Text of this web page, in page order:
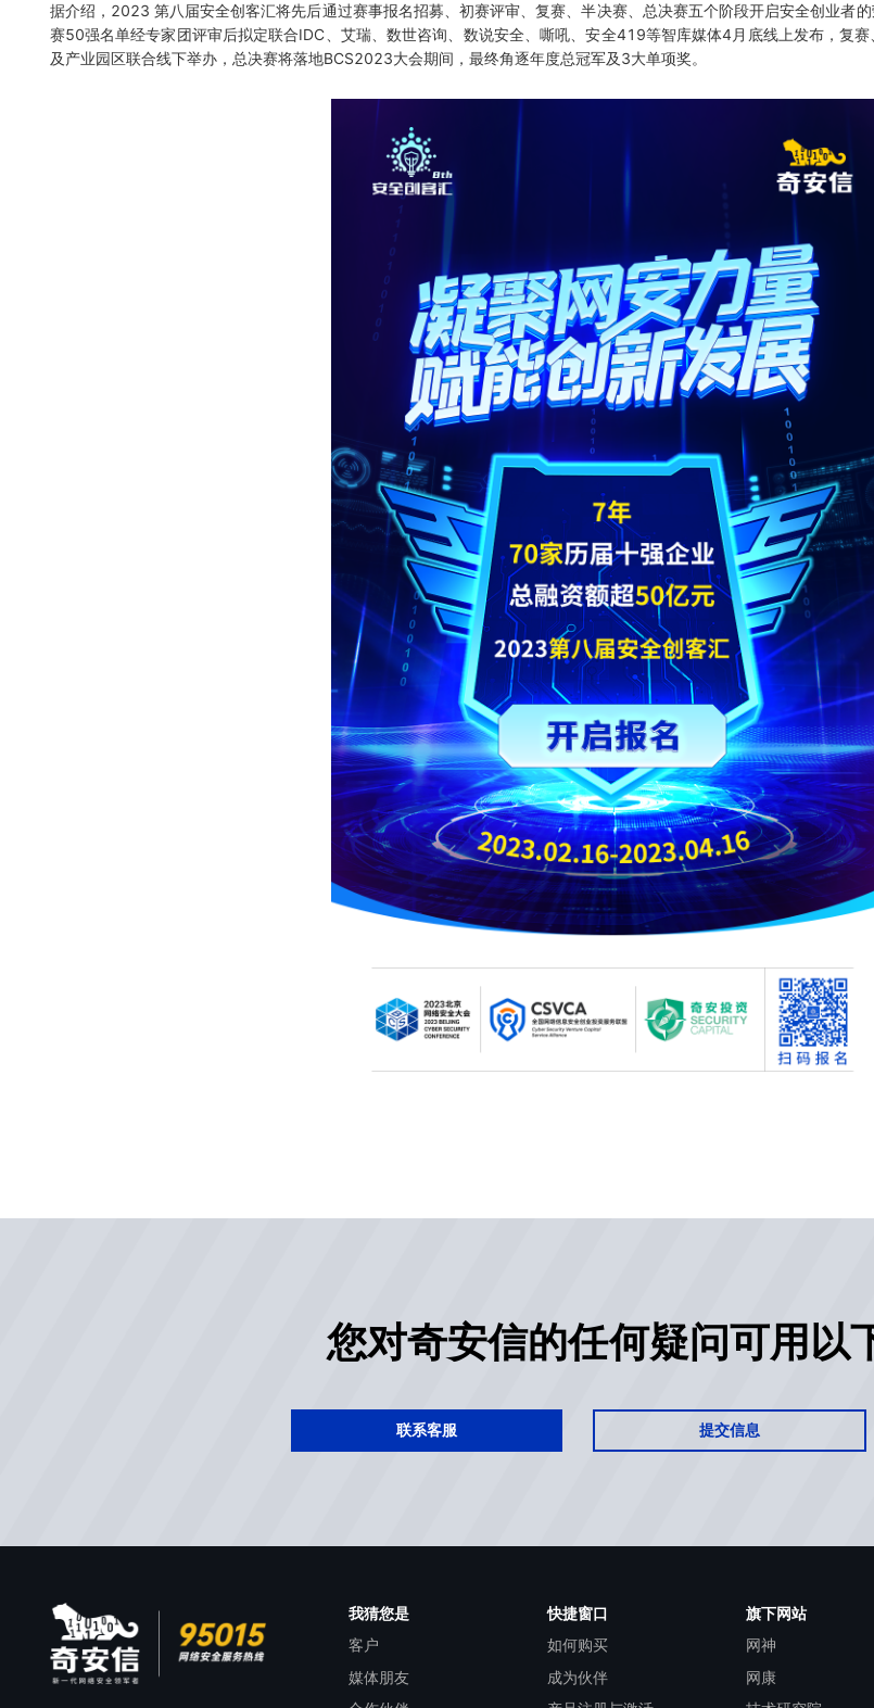
据介绍，2023 第八届安全创客汇将先后通过赛事报名招募、初赛评审、复赛、半决赛、总决赛五个阶段开启安全创业者
赛50强名单经专家团评审后拟定联合IDC、艾瑞、数世咨询、数说安全、嘶吼、安全419等智库媒体4月底线上发布，复
及产业园区联合线下举办，总决赛将落地BCS2023大会期间，最终角逐年度总冠军及3大单项奖。
您对奇安信的任何疑问可用以
联系客服 提交信息
我猜您是
客户
媒体朋友
快捷窗口
如何购买
成为伙伴
旗下网站
网神
网康